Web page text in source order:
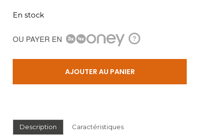
En stock
OU PAYER EN ?
AJOUTER AU PANIER
Description
Caractéristiques